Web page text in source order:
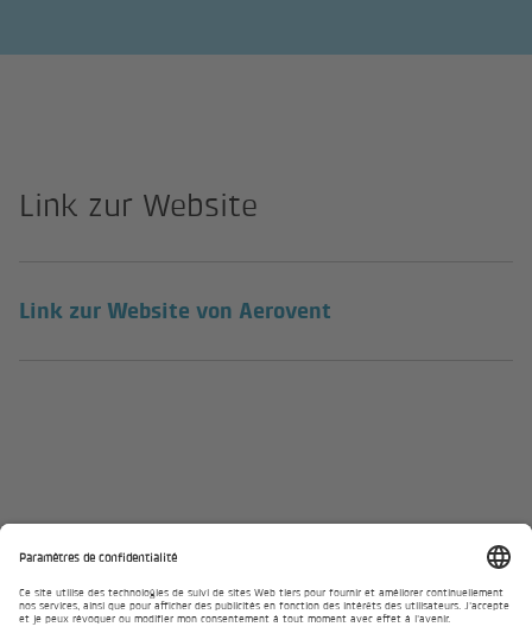
Link zur Website
Link zur Website von Aerovent